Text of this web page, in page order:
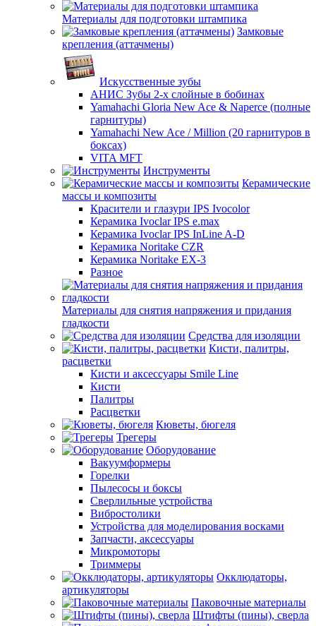
Материалы для подготовки штампика
Замковые
крепления (аттачмены)
Искусственные зубы
АНИС Зубы 2-х слойные в бобинах
Yamahachi Gloria New Ace & Naperce (полные
гарнитуры)
Yamahachi New Ace / Million (20 гарнитуров в
боксах)
VITA MFT
Инструменты
Керамические
массы и композиты
Красители и глазури IPS Ivocolor
Керамика Ivoclar IPS e.max
Керамика Ivoclar IPS InLine A-D
Керамика Noritake CZR
Керамика Noritake EX-3
Разное
Материалы для снятия напряжения и придания
гладкости
Средства для изоляции
Кисти, палитры,
расцветки
Кисти и аксессуары Smile Line
Кисти
Палитры
Расцветки
Кюветы, бюгеля
Трегеры
Оборудование
Вакуумформеры
Горелки
Пылесосы и боксы
Сверлильные устройства
Вибростолики
Устройства для моделирования восками
Запчасти, аксессуары
Микромоторы
Триммеры
Окклюдаторы,
артикуляторы
Паковочные материалы
Штифты (пины), сверла